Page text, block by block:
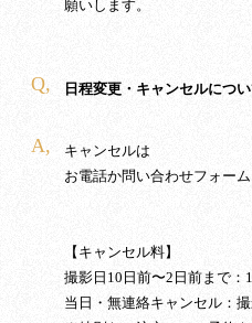
願いします。
Q, 日程変更・キャンセルにつ
A,
キャンセルは
お電話か問い合わせフォーム
【キャンセル料】
撮影日10日前〜2日前まで：
当日・無連絡キャンセル：